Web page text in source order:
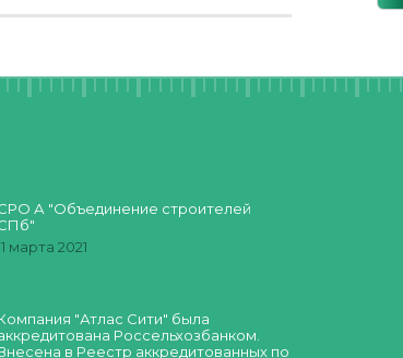
А "Объединение строителей
марта 2021
"Атлас Сити" была
Россельхозбанком.
в Реестр аккредитованных по